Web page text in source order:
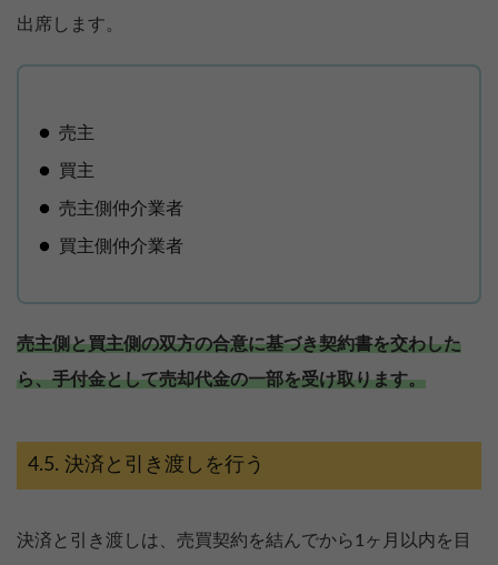
出席します。
売主
買主
売主側仲介業者
買主側仲介業者
売主側と買主側の双方の合意に基づき契約書を交わした
ら、手付金として売却代金の一部を受け取ります。
決済と引き渡しを行う
決済と引き渡しは、売買契約を結んでから1ヶ月以内を目